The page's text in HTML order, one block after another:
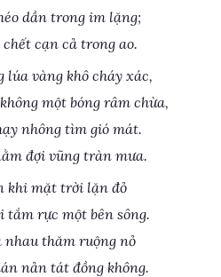
dần trong im lặng;
cạn cả trong ao.
lúa vàng khô cháy xác,
một bóng râm chừa,
nhông tìm gió mát.
đợi vũng tràn mưa.
khi mặt trời lặn đỏ
tắm rực một bên sông.
nhau thăm ruộng nỏ
nản tát đồng không.